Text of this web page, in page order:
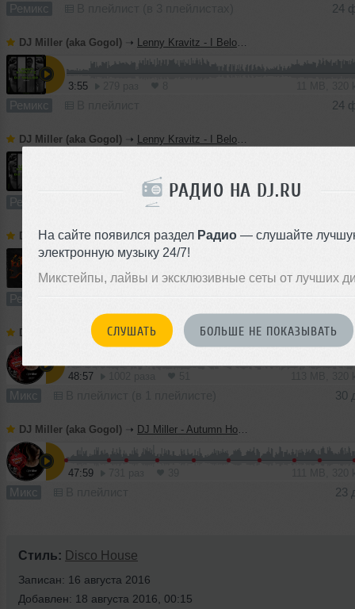
РАДИО НА DJ.RU
На сайте появился раздел Радио — слушайте
электронную музыку 24/7!
Микстейпы, лайвы и эксклюзивные сеты от лучших
СЛУШАТЬ БОЛЬШЕ НЕ ПОКАЗЫВАТЬ
Ремикс 24
DJ Miller (aka Gogol) ➝ Lenny Kravitz - I Belong To You (DJ Miller Dub Mix)
3:55
Ремикс 24
DJ Miller (aka Gogol) ➝ Lenny Kravitz - I Belong To You (DJ Miller Radio Mix)
11 10 MB, 320
Ремикс
DJ Miller (aka Gogol) ➝Linkin Park - Faint (DJ Miller Radio Mix)
2:05 1477 раз 132 10 MB, 320
Ремикс
DJ Miller (aka Gogol) ➝ DJ Miller - Autumn EDM 2019 Mix
48:57
Микс 30
DJ Miller (aka Gogol) ➝ DJ Miller - Autumn House 2019 Mix
47:59
Микс 23
Стиль: Disco House
Записан: 16 августа 2016
Добавлен: 18 августа 2016, 00:15